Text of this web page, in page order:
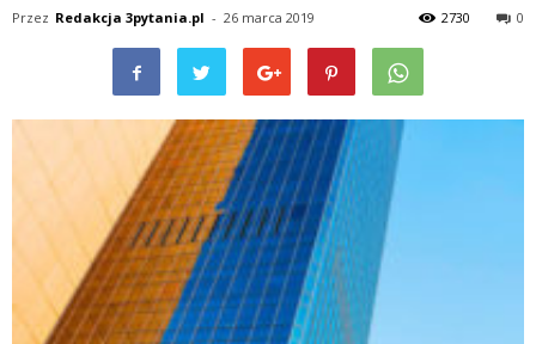
Przez Redakcja 3pytania.pl - 26 marca 2019 0
2730